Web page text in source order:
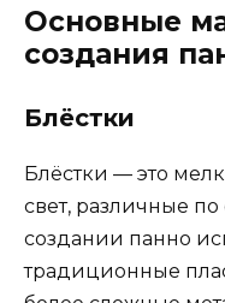
Основные
создания
Блёстки
Блёстки — это
свет, различные
создании панно
традиционные